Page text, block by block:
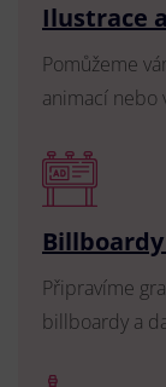
Ilustrace
Pomůžeme
animací nebo
Připravíme
billboardy a